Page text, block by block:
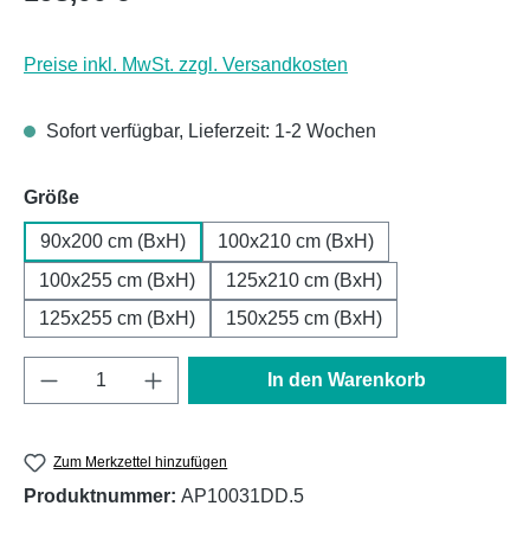
Preise inkl. MwSt. zzgl. Versandkosten
Sofort verfügbar, Lieferzeit: 1-2 Wochen
Größeauswählen
90x200 cm (BxH)
100x210 cm (BxH)
100x255 cm (BxH)
125x210 cm (BxH)
125x255 cm (BxH)
150x255 cm (BxH)
Produkt Anzahl: Gib den gewünschten
In den Warenkorb
Zum Merkzettel hinzufügen
Produktnummer: AP10031DD.5